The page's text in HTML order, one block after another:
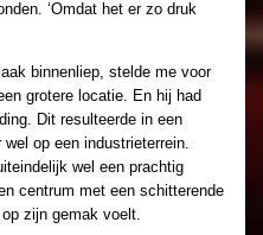
‘Omdat het er zo druk
binnenliep, stelde me voor
grotere locatie. En hij had
Dit resulteerde in een
op een industrieterrein.
wel een prachtig
centrum met een schitterende
zijn gemak voelt.